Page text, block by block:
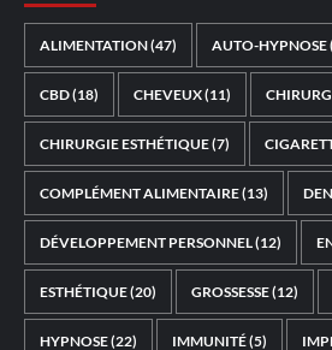
ALIMENTATION(47) AUTO-HYPNOSE
CBD(18) CHEVEUX(11)
CHIRURGIE ESTHÉTIQUE(7)
COMPLÉMENT ALIMENTAIRE(13)
DÉVELOPPEMENT PERSONNEL(12)
ESTHÉTIQUE(20) GROSSESSE(12)
HYPNOSE(22) IMMUNITÉ(5)